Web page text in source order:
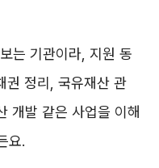
는 기관이라, 지원 동
권 정리, 국유재산 관
개발 같은 사업을 이해
요.